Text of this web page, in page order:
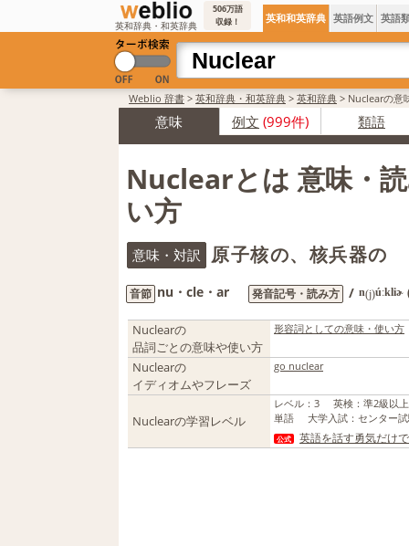
英和辞典・和英辞典
506万語
収録！
英和和英辞典 英語例文 英語
Weblio 辞書 > 英和辞典・和英辞典 > 英和辞典 > Nuclearの意
意味 例文 (999件) 類語
Nuclearとは 意味・
い方
意味・対訳 原子核の、核兵器の
音節 nu・cle・ar 発音記号・読み方 / n(j)úːkliɚ
Nuclearの
品詞ごとの意味や使い方
形容詞としての意味・使い方
Nuclearの
イディオムやフレーズ
go nuclear
Nuclearの学習レベル
レベル ： 3 英検 ： 準2級以
単語
大学入試 ： センター
公式 英語を話す勇気だけ